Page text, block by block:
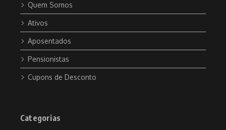
Quem Somos
Ativos
Aposentados
Pensionistas
Cupons de Desconto
Categorias